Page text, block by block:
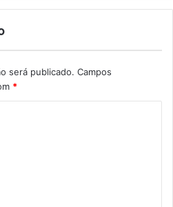
será publicado. Campos
*